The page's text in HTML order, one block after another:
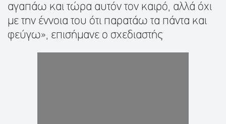
αγαπάω και τώρα αυτόν τον καιρό, αλλά όχι
με την έννοια του ότι παρατάω τα πάντα και
φεύγω», επισήμανε ο σχεδιαστής